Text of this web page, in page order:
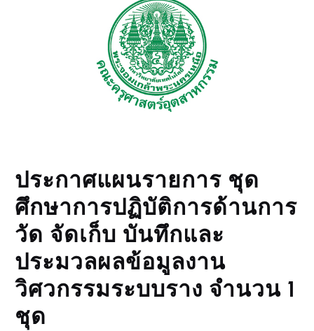
ประกาศแผนรายการ ชุด
ศึกษาการปฏิบัติการด้านการ
วัด จัดเก็บ บันทึกและ
ประมวลผลข้อมูลงาน
วิศวกรรมระบบราง จำนวน 1
ชุด